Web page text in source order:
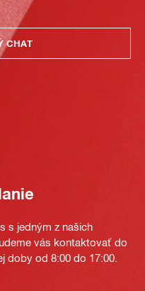
CHAT
s jedným z našich
vás kontaktovať do
doby od 8:00 do 17:00.